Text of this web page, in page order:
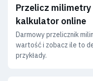
Przelicz milimetry
kalkulator online
Darmowy przelicznik
wartość i zobacz ile to
przykłady.